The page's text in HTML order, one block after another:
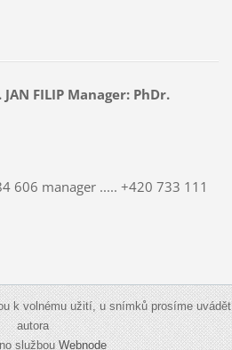
FILIP Manager: PhDr.
606 manager ..... +420 733 111
k volnému užití, u snímků prosíme uvádět
autora
službouWebnode